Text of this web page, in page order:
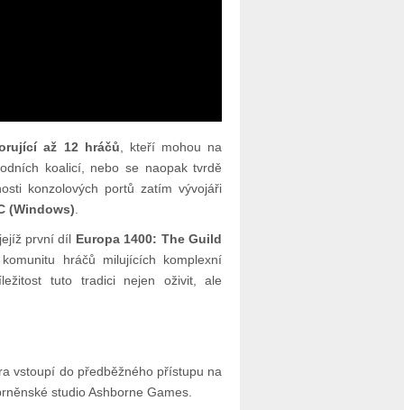
až 12 hráčů , kteří mohou na
koalicí, nebo se naopak tvrdě
konzolových portů zatím vývojáři
(Windows)
první díl Europa 1400: The Guild
hráčů milujících komplexní
tuto tradici nejen oživit, ale
vstoupí do předběžného přístupu na
studio Ashborne Games.